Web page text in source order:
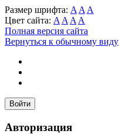
Размер шрифта: A A A
Цвет сайта: A A A A
Полная версия сайта
Вернуться к обычному виду
Войти
Авторизация